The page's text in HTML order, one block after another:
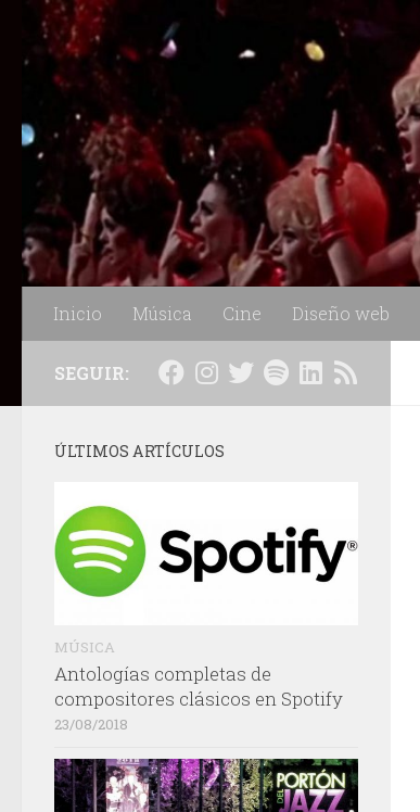
Saltar al contenido
Inicio Música Cine Diseño web
SEGUIR:
ÚLTIMOS ARTÍCULOS
MÚSICA
Antologías completas de
compositores clásicos en Spotify
23/08/2018